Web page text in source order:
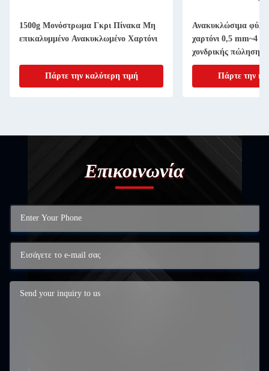
1500g Μονόστρωμα Γκρι Πίνακα Μη
επικαλυμμένο Ανακυκλωμένο Χαρτόνι
Πάρτε την καλύτερη τιμή
Ανακυκλώσιμα
χαρτόνι 0,5 mm~4
χονδρικής πώλησης
Πάρτε την
Επικοινωνία